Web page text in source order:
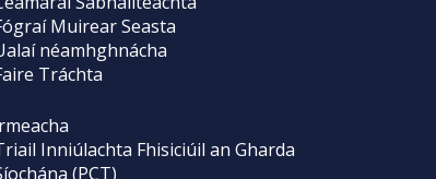
Muirear Seasta
néamhghnácha
Tráchta
Inniúlachta Fhisiciúil an Gharda
(PCT)